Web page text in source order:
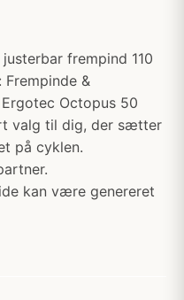
frempind 110
Frempinde &
Octopus 50
valg til dig, der sætter
på cyklen.
kan være genereret